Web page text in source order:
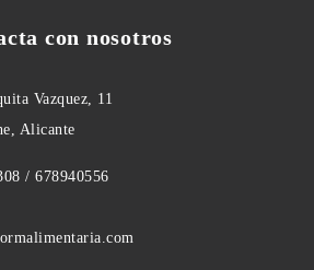
con nosotros
Vazquez, 11
Alicante
/ 678940556